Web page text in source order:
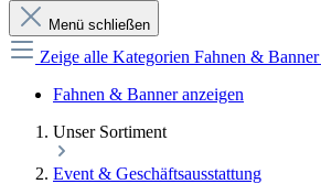
Menü schließen
Zeige alle Kategorien Fahnen & Banner
Fahnen & Banner anzeigen
Unser Sortiment
Event & Geschäftsausstattung